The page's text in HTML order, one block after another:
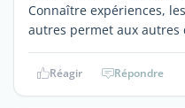
Connaître expériences,
autres permet aux autres
Réagir Répondre